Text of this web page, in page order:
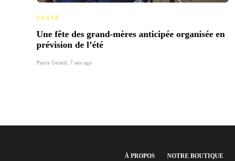
SANTÉ
Une fête des grand-mères anticipée organisée en
prévision de l’été
Pierre Girard 7 ans ago
À PROPOS NOTRE BOUTIQUE